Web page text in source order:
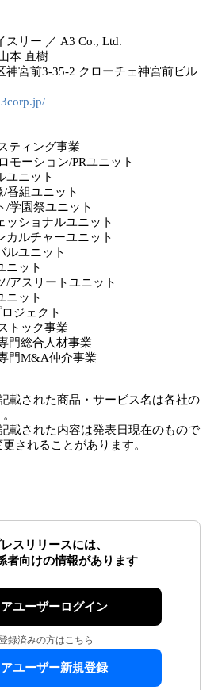
リー ／ A3 Co., Ltd.
本 直樹
宮前3-35-2 クローチェ神宮前ビル
ティング事業
ョン/PRユニット
ット
ユニット
祭ユニット
ナルユニット
ャーユニット
ニット
ト
ートユニット
ト
クト
ク事業
合人材事業
仲介事業
載された商品・サービス名は各社の
載された内容は発表日現在のもので
されることがあります。
スリリースには、
者向けの情報があります
ユーザーログイン
録済みの方はこちら
ユーザー新規登録